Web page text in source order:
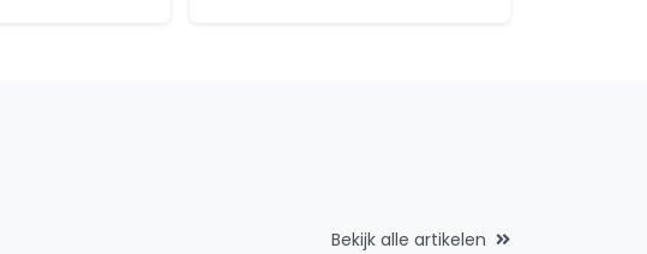
Bekijk alle artikelen